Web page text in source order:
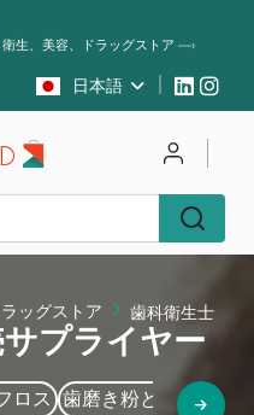
生、美容、ドラッグストア —›
日本語
ッグストア 歯科衛生士
プライヤー
ロス 歯磨き粉とマウスウ
登録する